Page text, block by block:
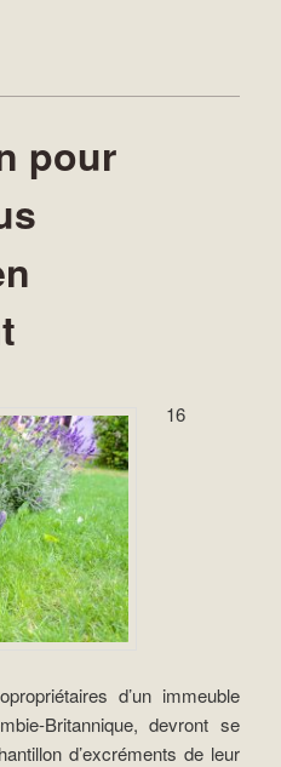
pour
16
d’un immeuble
Britannique, devront se
d’excréments de leur